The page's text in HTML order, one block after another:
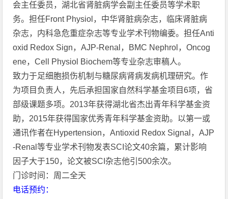
会主任委员，湖北省肾脏病学会副主任委员等学术职
务。担任Front Physiol，中华肾脏病杂志，临床肾脏病
杂志，内科急危重症杂志等专业学术刊物编委。担任Anti
oxid Redox Sign，AJP-Renal，BMC Nephrol，Oncog
ene，Cell Physiol Biochem等专业杂志审稿人。
致力于足细胞损伤机制与糖尿病肾病发病机理研究。作
为项目负责人，先后承担国家自然科学基金项目6项，省
部级课题多项。2013年获得湖北省杰出青年科学基金资
助，2015年获得国家优秀青年科学基金资助。以第一或
通讯作者在Hypertension，Antioxid Redox Signal，AJP
-Renal等专业学术刊物发表SCI论文40余篇，累计影响
因子大于150，论文被SCI杂志他引500余次。
门诊时间：周二全天
电话预约：